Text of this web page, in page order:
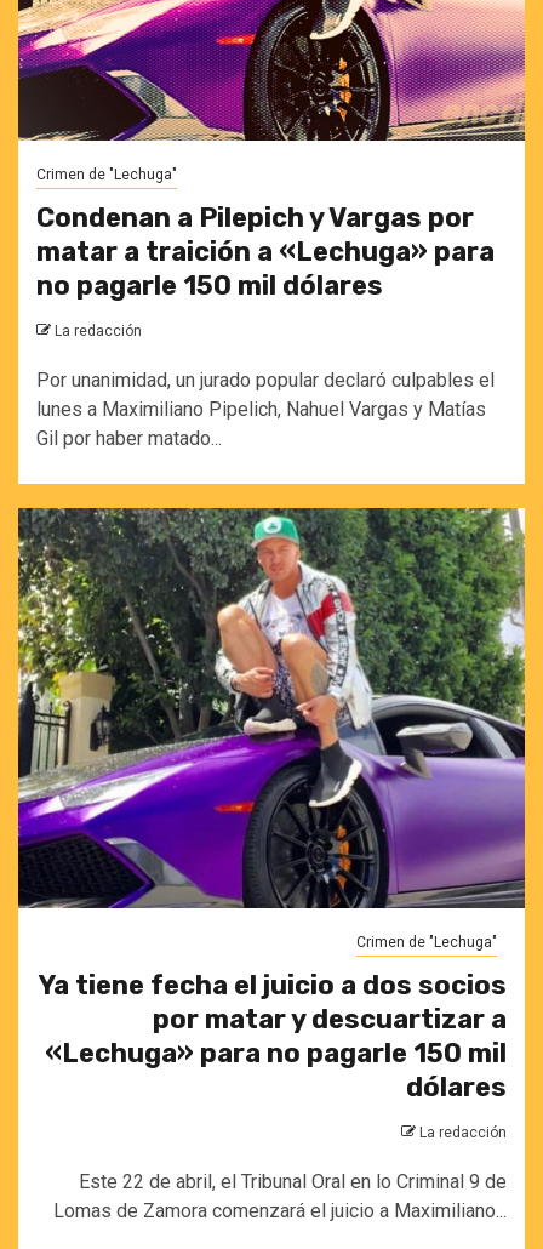
Crimen de "Lechuga"
Condenan a Pilepich y Vargas por
matar a traición a «Lechuga» para
no pagarle 150 mil dólares
La redacción
Por unanimidad, un jurado popular declaró culpables el
lunes a Maximiliano Pipelich, Nahuel Vargas y Matías
Gil por haber matado...
Crimen de "Lechuga"
Ya tiene fecha el juicio a dos socios
por matar y descuartizar a
«Lechuga» para no pagarle 150 mil
dólares
La redacción
Este 22 de abril, el Tribunal Oral en lo Criminal 9 de
Lomas de Zamora comenzará el juicio a Maximiliano...